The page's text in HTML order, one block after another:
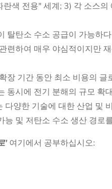
색 전용" 세계; 3) 각 소스
탈탄소 수소 공급이 가능하
련하여 매우 야심적이지만
장 기간 동안 최소 비용의
동시에 전기 분해의 규모 확
다양한 기술에 대한 산업 및
능 및 저탄소 수소 생산 경로
'여기에서 공부하십시오: